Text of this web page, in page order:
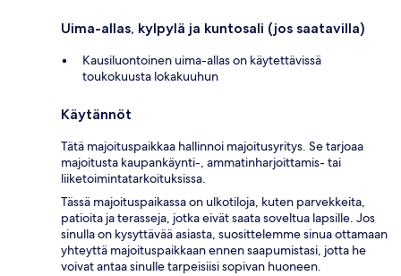
Uima-allas, kylpylä ja kuntosali (jos saatavilla)
Kausiluontoinen uima-allas on käytettävissä
toukokuusta lokakuuhun
Käytännöt
Tätä majoituspaikkaa hallinnoi majoitusyritys. Se tarjoaa
majoitusta kaupankäynti-, ammatinharjoittamis- tai
liiketoimintatarkoituksissa.
Tässä majoituspaikassa on ulkotiloja, kuten parvekkeita,
patioita ja terasseja, jotka eivät saata soveltua lapsille. Jos
sinulla on kysyttävää asiasta, suosittelemme sinua ottamaan
yhteyttä majoituspaikkaan ennen saapumistasi, jotta he
voivat antaa sinulle tarpeisiisi sopivan huoneen.